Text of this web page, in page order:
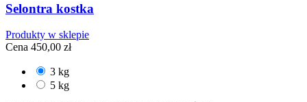
Selontra kostka
Produkty w sklepie
Cena 450,00 zł
3 kg
5 kg